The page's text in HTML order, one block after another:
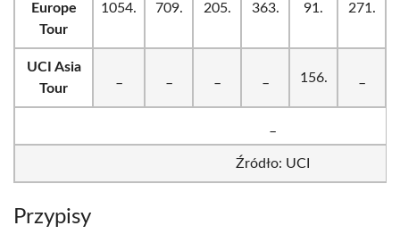
Europe
Tour
1054. 709. 205. 363. 91. 271.
UCI Asia
Tour
156.
Źródło: UCI
Przypisy